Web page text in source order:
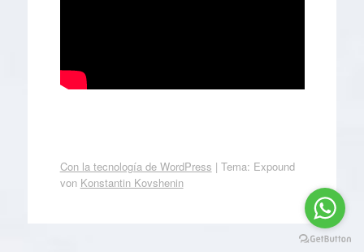
Con la tecnología de WordPress | Tema: Expound
von Konstantin Kovshenin